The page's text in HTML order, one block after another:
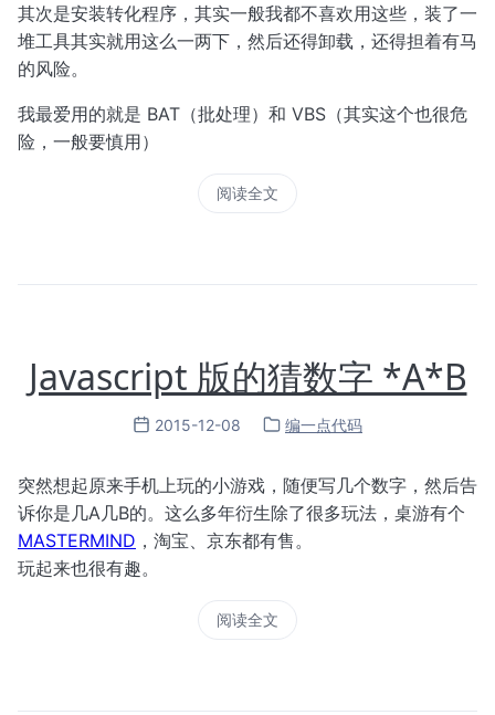
其次是安装转化程序，其实一般我都不喜欢用这些，装了一
堆工具其实就用这么一两下，然后还得卸载，还得担着有马
的风险。
我最爱用的就是 BAT（批处理）和 VBS（其实这个也很危
险，一般要慎用）
阅读全文
Javascript 版的猜数字 *A*B
2015-12-08 编一点代码
突然想起原来手机上玩的小游戏，随便写几个数字，然后告
诉你是几A几B的。这么多年衍生除了很多玩法，桌游有个
MASTERMIND ，淘宝、京东都有售。
玩起来也很有趣。
阅读全文